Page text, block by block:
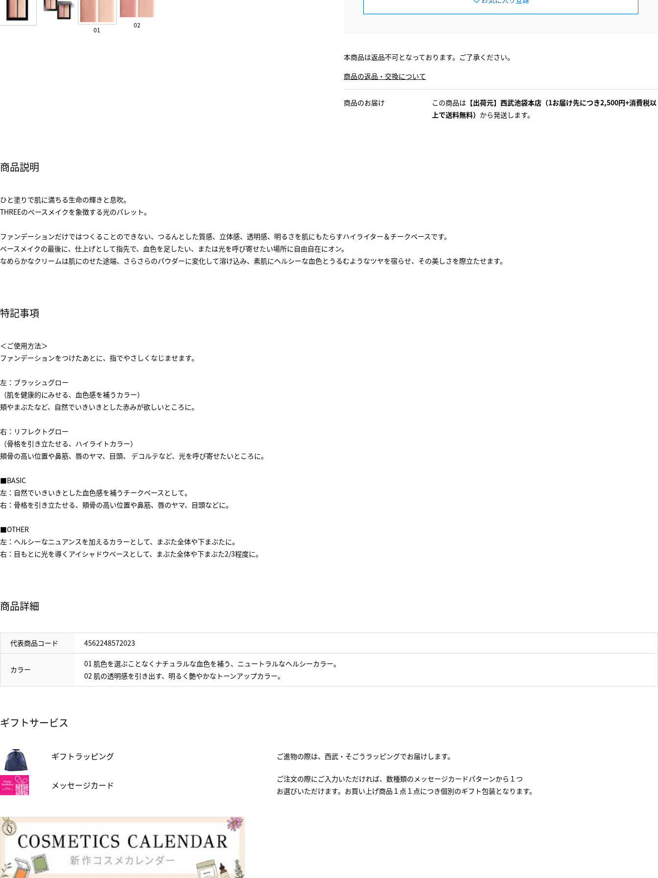
01
02
本商品は返品不可となっております。ご了承ください。
商品の返品・交換について
商品のお届け この商品は 【出荷元】西武池袋本店（1お届け先につき2,500円+消費税以
上で送料無料） から発送します。
商品説明
ひと塗りで肌に満ちる生命の輝きと息吹。
THREEのベースメイクを象徴する光のパレット。
ファンデーションだけではつくることのできない、つるんとした質感、立体感、透明感、明るさを肌にもたらすハイライター＆チークベースです。
ベースメイクの最後に、仕上げとして指先で、血色を足したい、または光を呼び寄せたい場所に自由自在にオン。
なめらかなクリームは肌にのせた途端、さらさらのパウダーに変化して溶け込み、素肌にヘルシーな血色とうるむようなツヤを宿らせ、その美しさを際立たせます。
特記事項
＜ご使用方法＞
ファンデーションをつけたあとに、指でやさしくなじませます。
左：ブラッシュグロー
（肌を健康的にみせる、血色感を補うカラー）
頬やまぶたなど、自然でいきいきとした赤みが欲しいところに。
右：リフレクトグロー
（骨格を引き立たせる、ハイライトカラー）
頬骨の高い位置や鼻筋、唇のヤマ、目頭、 デコルテなど、光を呼び寄せたいところに。
■BASIC
左：自然でいきいきとした血色感を補うチークベースとして。
右：骨格を引き立たせる、頬骨の高い位置や鼻筋、唇のヤマ、目頭などに。
■OTHER
左：ヘルシーなニュアンスを加えるカラーとして、まぶた全体や下まぶたに。
右：目もとに光を導くアイシャドウベースとして、まぶた全体や下まぶた2/3程度に。
商品詳細
代表商品コード 4562248572023
カラー
01 肌色を選ぶことなくナチュラルな血色を補う、ニュートラルなヘルシーカラー。
02 肌の透明感を引き出す、明るく艶やかなトーンアップカラー。
ギフトサービス
ギフトラッピング ご進物の際は、西武・そごうラッピングでお届けします。
メッセージカード
ご注文の際にご入力いただければ、数種類のメッセージカードパターンから１つ
お選びいただけます。お買い上げ商品１点１点につき個別のギフト包装となります。